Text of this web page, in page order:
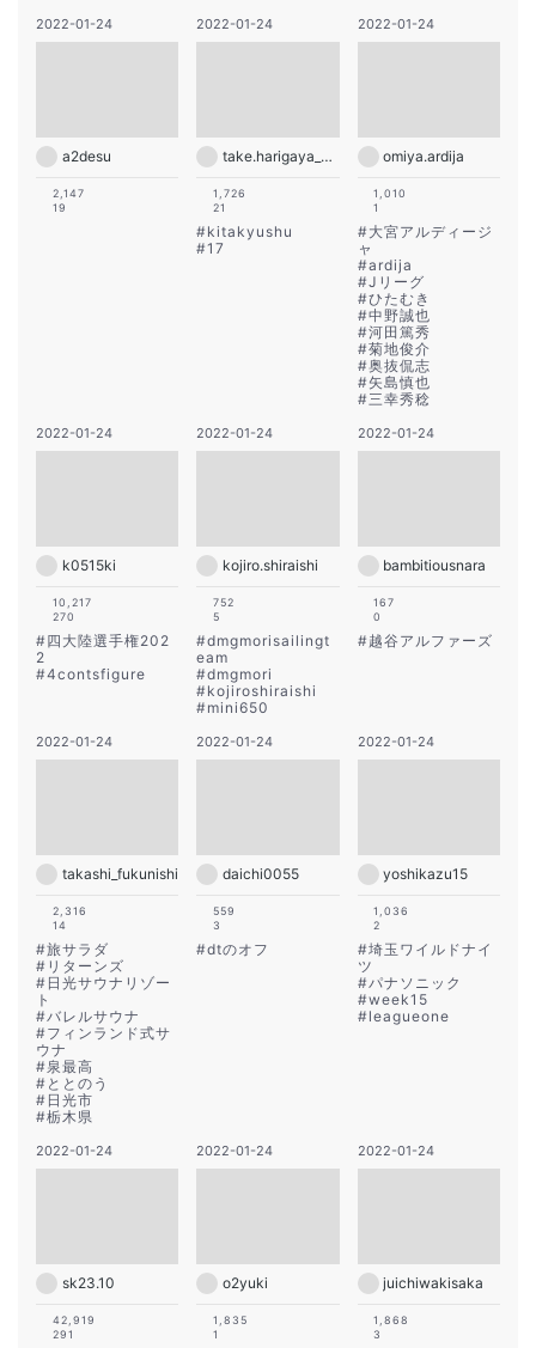
2022-01-24
a2desu
2,147
19
2022-01-24
take.harigaya_official
1,726
21
#kitakyushu
#17
2022-01-24
omiya.ardija
1,010
1
#大宮アルディージ
ャ
#ardija
#Jリーグ
#ひたむき
#中野誠也
#河田篤秀
#菊地俊介
#奥抜侃志
#矢島慎也
#三幸秀稔
2022-01-24
k0515ki
10,217
270
#四大陸選手権202
2
#4contsfigure
2022-01-24
kojiro.shiraishi
752
5
#dmgmorisailingt
eam
#dmgmori
#kojiroshiraishi
#mini650
2022-01-24
bambitiousnara
167
0
#越谷アルファーズ
2022-01-24
takashi_fukunishi
2,316
14
#旅サラダ
# リターンズ
# 日光サウナリゾー
ト
#バレルサウナ
#フィンランド式サ
ウナ
#泉最高
# ととのう
# 日光市
#栃木県
2022-01-24
daichi0055
559
3
#dtのオフ
2022-01-24
yoshikazu15
1,036
2
#埼玉ワイルドナイ
ツ
#パナソニック
#week15
#leagueone
2022-01-24
sk23.10
42,919
291
2022-01-24
o2yuki
1,835
1
2022-01-24
juichiwakisaka
1,868
3